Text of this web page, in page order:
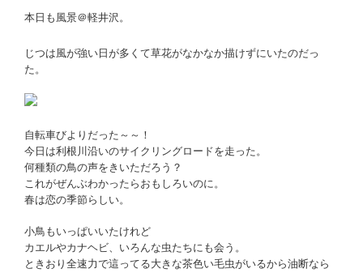
本日も風景＠軽井沢。
じつは風が強い日が多くて草花がなかなか描けずにいたのだっ
た。
自転車びよりだった～～！
今日は利根川沿いのサイクリングロードを走った。
何種類の鳥の声をきいただろう？
これがぜんぶわかったらおもしろいのに。
春は恋の季節らしい。
小鳥もいっぱいいたけれど
カエルやカナヘビ、いろんな虫たちにも会う。
ときおり全速力で這ってる大きな茶色い毛虫がいるから油断なら